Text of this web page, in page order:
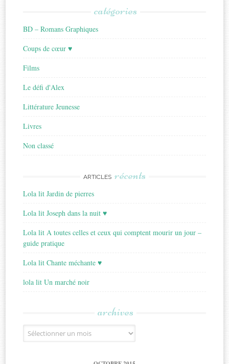
catégories
BD – Romans Graphiques
Coups de cœur ♥
Films
Le défi d'Alex
Littérature Jeunesse
Livres
Non classé
ARTICLES récents
Lola lit Jardin de pierres
Lola lit Joseph dans la nuit ♥
Lola lit A toutes celles et ceux qui comptent mourir un jour –
guide pratique
Lola lit Chante méchante ♥
lola lit Un marché noir
archives
Archives